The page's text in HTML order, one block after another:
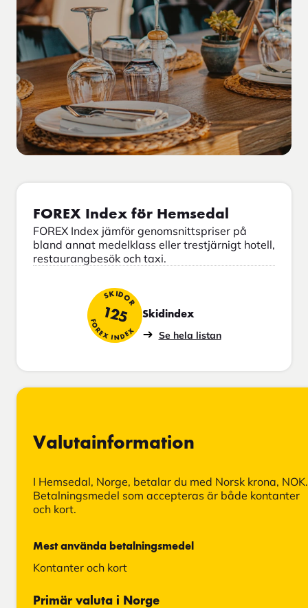
FOREX Index för Hemsedal
FOREX Index jämför genomsnittspriser på
bland annat medelklass eller trestjärnigt hotell,
restaurangbesök och taxi.
SKIDOR
125
FOREX INDEX
Skidindex
Se hela listan
Valutainformation
I Hemsedal, Norge, betalar du med Norsk krona, NOK.
Betalningsmedel som accepteras är både kontanter
och kort.
Mest använda betalningsmedel
Kontanter och kort
Primär valuta i Norge